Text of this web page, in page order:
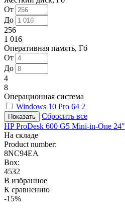
От
До
256
1 016
Оперативная память, Гб
От
До
4
8
Операционная система
Windows 10 Pro 64 2
Сбросить все
HP ProDesk 600 G5 Mini-in-One 24"
На складе
Product number:
8NC94EA
Box:
4532
В избранное
К сравнению
-15%